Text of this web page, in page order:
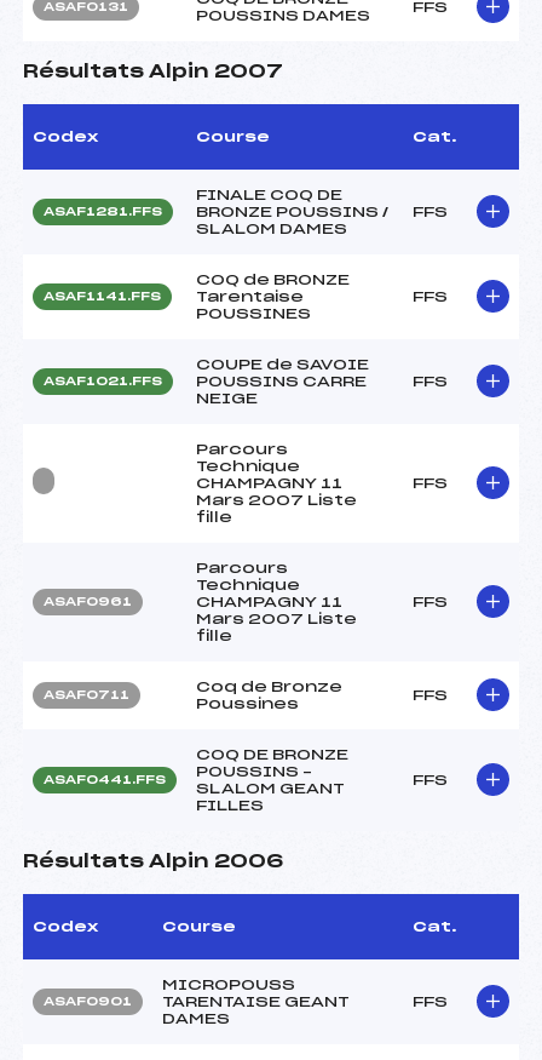
ASAF0131
POUSSINS DAMES
FFS
Résultats Alpin 2007
Codex Course Cat.
ASAF1281.FFS
FINALE COQ DE
BRONZE POUSSINS /
SLALOM DAMES
FFS
ASAF1141.FFS
COQ de BRONZE
Tarentaise
POUSSINES
FFS
ASAF1021.FFS
COUPE de SAVOIE
POUSSINS CARRE
NEIGE
FFS
Parcours
Technique
CHAMPAGNY 11
Mars 2007 Liste
fille
FFS
ASAF0961
Parcours
Technique
CHAMPAGNY 11
Mars 2007 Liste
fille
FFS
ASAF0711
Coq de Bronze
Poussines
FFS
ASAF0441.FFS
COQ DE BRONZE
POUSSINS –
SLALOM GEANT
FILLES
FFS
Résultats Alpin 2006
Codex Course Cat.
ASAF0901
MICROPOUSS
TARENTAISE GEANT
DAMES
FFS